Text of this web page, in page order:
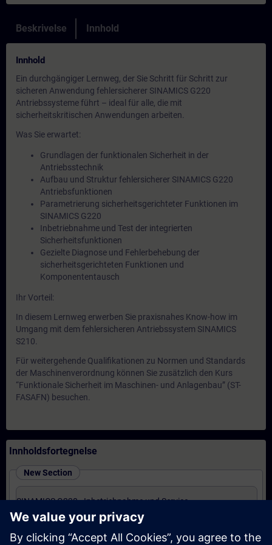
Beskrivelse Innhold
Innhold
Ein durchgängiger Lernweg, der Sie Schritt für Schritt zur
sicheren Anwendung fehlersicherer SINAMICS G220
Antriebssysteme führt – ideal für alle, die mit
sicherheitskritischen Anwendungen arbeiten.
Was Sie erwartet:
Grundlagen der funktionalen Sicherheit in der
Antriebsstechnik
Aufbau und Struktur fehlersicherer SINAMICS G220
Antriebsfunktionen
Parametrierung sicherheitsgerichteter Funktionen im
SINAMICS G220
Inbetriebnahme und Test der integrierten
Sicherheitsfunktionen
Gezielte Diagnose und Fehlerbehebung der
sicherheitsgerichteten Funktionen und
Komponententausch
Ihr Vorteil:
In diesem Lernweg erwerben Sie praxisnahes Know-how im
Umgang mit dem fehlersicheren Antriebssystem SINAMICS
S210.
Für weitergehende Qualifikationen zu Normen und Standards
der Maschinenverordnung können Sie zusätzlich den Kurs
“Funktionale Sicherheit im Maschinen- und Anlagenbau” (ST-
FASAFN) besuchen.
Innholdsfortegnelse
New Section
SINAMICS G220 - Inbetriebnahme und Service
(Präsenz-Training)